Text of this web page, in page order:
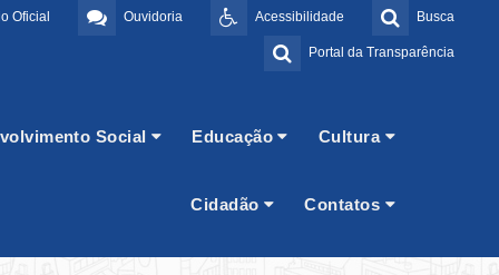
Busca
Acessibilidade
Ouvidoria
Oficial
Portal da Transparência
Social Educação Cultura
Cidadão Contatos